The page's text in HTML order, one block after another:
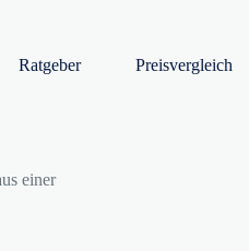
Ratgeber Preisvergleich
einer